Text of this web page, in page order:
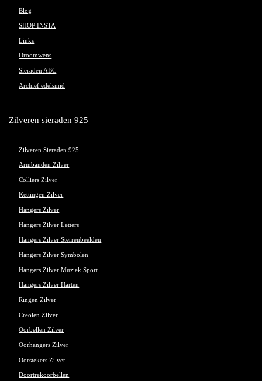
Blog
SHOP INSTA
Links
Droomwens
Sieraden ABC
Archief edelsmid
Zilveren sieraden 925
Zilveren Sieraden 925
Armbanden Zilver
Colliers Zilver
Kettingen Zilver
Hangers Zilver
Hangers Zilver Letters
Hangers Zilver Sterrenbeelden
Hangers Zilver Symbolen
Hangers Zilver Muziek Sport
Hangers Zilver Harten
Ringen Zilver
Creolen Zilver
Oorbellen Zilver
Oorhangers Zilver
Oorstekers Zilver
Doortrekoorbellen